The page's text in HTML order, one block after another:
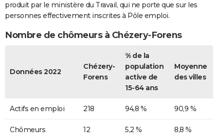
produit par le ministère du Travail, qui ne porte que sur les
personnes effectivement inscrites à Pôle emploi.
Nombre de chômeurs à Chézery-Forens
Données 2022
Chézery-
Forens
% de la
population
active de
15-64 ans
Moyenne
des villes
Actifs en emploi 218 94,8 % 90,9 %
Chômeurs 12 5,2 % 8,8 %